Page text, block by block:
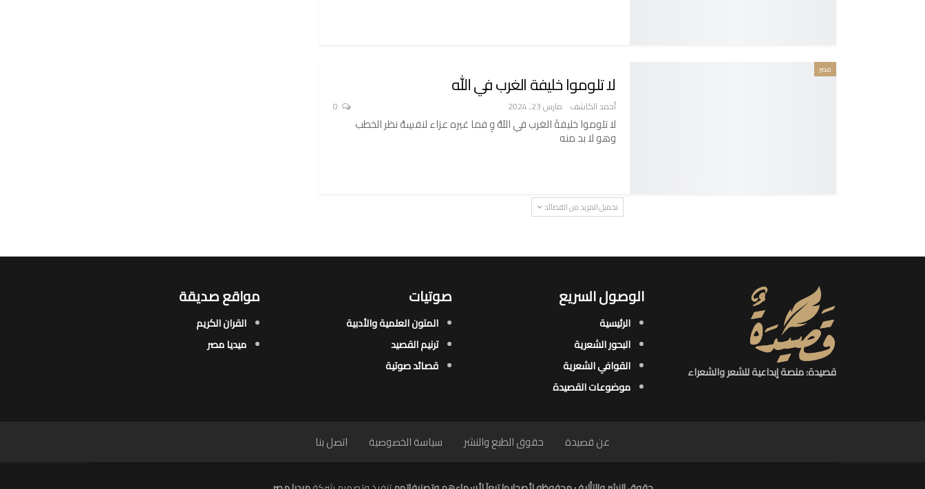
مصر
لا تلوموا خليفة الغرب في الله
أحمد الكاشف مارس 23, 2024
لا تلوموا خليفةَ الغرب في اللَهْ وِ فما غيره عزاء لنفسِهْ نظر الخطب
وهو لا بد منه
تحميل المزيد من القصائد
قصيدة: منصة إبداعية للشعر والشعراء
الوصول السريع
الرئيسية
البحور الشعرية​
القوافي الشعرية​
موضوعات القصيدة​
صوتيات
المتون العلمية والأدبية
ترنيم القصيد
قصائد صوتية
مواقع صديقة
القران الكريم
ميديا مصر
عن قصيدة حقوق الطبع والنشر سياسة الخصوصية اتصل بنا